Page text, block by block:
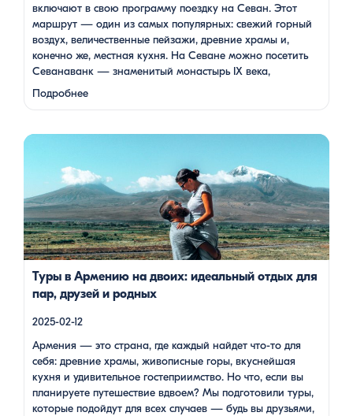
включают в свою программу поездку на Севан. Этот
маршрут — один из самых популярных: свежий горный
воздух, величественные пейзажи, древние храмы и,
конечно же, местная кухня. На Севане можно посетить
Севанаванк — знаменитый монастырь IX века,
расположенный на полуострове, а также Айраванк,
который менее известен, но не менее …
Подробнее
Армения — это страна, где каждый найдет что-то для себя:
удивительное гостеприимство. Но что, если вы планируете
путешествие вдвоем? Мы подготовили туры, которые
подойдут для всех случаев — будь вы друзьями, подругами,
родителями с детьми, молодой парой или супругами в
возрасте. Какой тур выбрать для путешествия вдвоем? 1. […]
Туры в Армению на двоих: идеальный отдых для
пар, друзей и родных
2025-02-12
Армения — это страна, где каждый найдет что-то для
себя: древние храмы, живописные горы, вкуснейшая
кухня и удивительное гостеприимство. Но что, если вы
планируете путешествие вдвоем? Мы подготовили туры,
которые подойдут для всех случаев — будь вы друзьями,